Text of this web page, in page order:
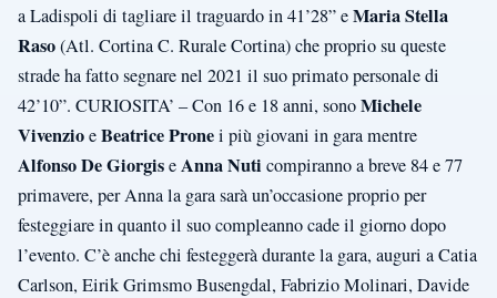
a Ladispoli di tagliare il traguardo in 41’28” eMaria Stella
Raso(Atl. Cortina C. Rurale Cortina) che proprio su queste
strade ha fatto segnare nel 2021 il suo primato personale di
42’10”. CURIOSITA’ – Con 16 e 18 anni, sonoMichele
VivenzioeBeatrice Pronei più giovani in gara mentre
Alfonso De GiorgiseAnna Nuti compiranno a breve 84 e 77
primavere, per Anna la gara sarà un’occasione proprio per
festeggiare in quanto il suo compleanno cade il giorno dopo
l’evento. C’è anche chi festeggerà durante la gara, auguri a Catia
Carlson, Eirik Grimsmo Busengdal, Fabrizio Molinari, Davide